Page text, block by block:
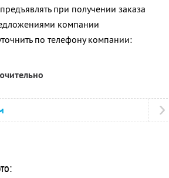
при получении заказа
компании
по телефону компании: